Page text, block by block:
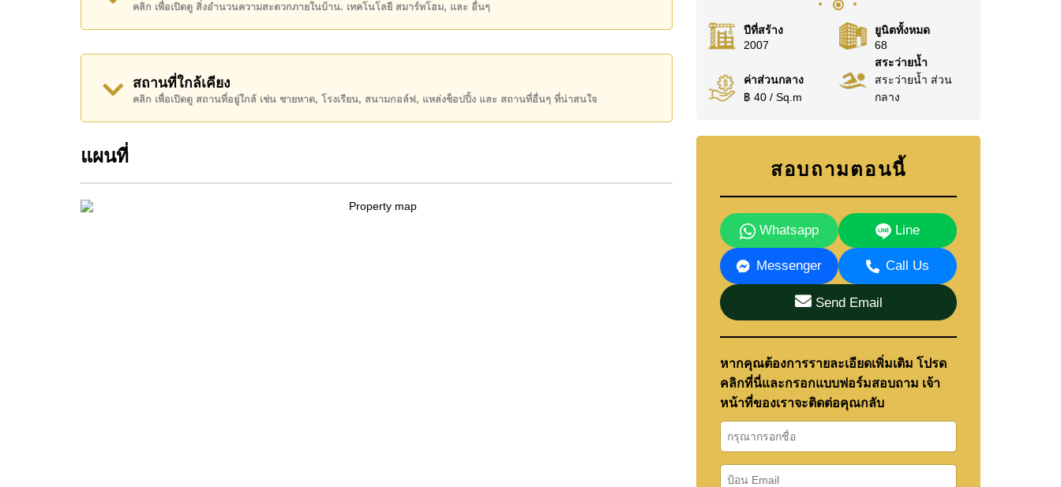
ค้นพบโอกาสในการทำให้ที่อยู่อาศัยนี้เป็นบ้านในฝันของคุณ!
WhatsApp ของสำนักงาน:
คลิก เพื่อเปิดดู สิ่งอำนวนความสะดวกภายในบ้าน. เทคโนโลยี สมาร์ทโฮม, และ อื่นๆ
สถานที่ใกล้เคียง
คลิก เพื่อเปิดดู สถานที่อยู่ใกล้ เช่น ชายหาด, โรงเรียน, สนามกอล์ฟ, แหล่งช็อปปิ้ง และ สถานที่อื่นๆ ที่น่าสนใจ
แผนที่
ปีที่สร้าง
2007
ยูนิตทั้งหมด
68
ค่าส่วนกลาง
฿ 40 / Sq.m
สระว่ายน้ำ
สระว่ายน้ำ ส่วน
กลาง
สอบถามตอนนี้
Whatsapp Line
Messenger Call Us
Send Email
หากคุณต้องการรายละเอียดเพิ่มเติม โปรด
คลิกที่นี่และกรอกแบบฟอร์มสอบถาม เจ้า
หน้าที่ของเราจะติดต่อคุณกลับ